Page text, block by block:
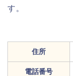
す。
住所
電話番号